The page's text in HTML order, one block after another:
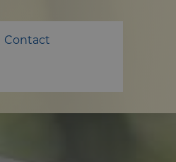
Contact